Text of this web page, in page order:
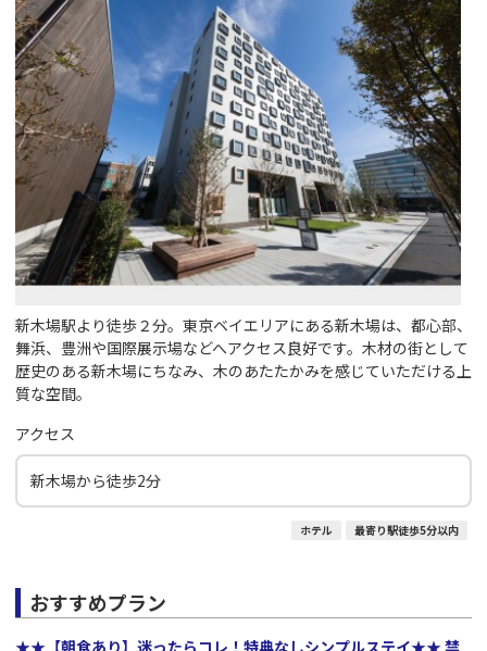
新木場駅より徒歩２分。東京ベイエリアにある新木場は、都心部、
舞浜、豊洲や国際展示場などへアクセス良好です。木材の街として
歴史のある新木場にちなみ、木のあたたかみを感じていただける上
質な空間。
アクセス
新木場から徒歩2分
ホテル 最寄り駅徒歩5分以内
おすすめプラン
★★【朝食あり】迷ったらコレ！特典なしシンプルステイ★★ 禁